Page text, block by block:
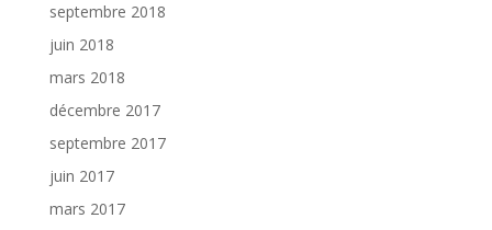
septembre 2018
juin 2018
mars 2018
décembre 2017
septembre 2017
juin 2017
mars 2017